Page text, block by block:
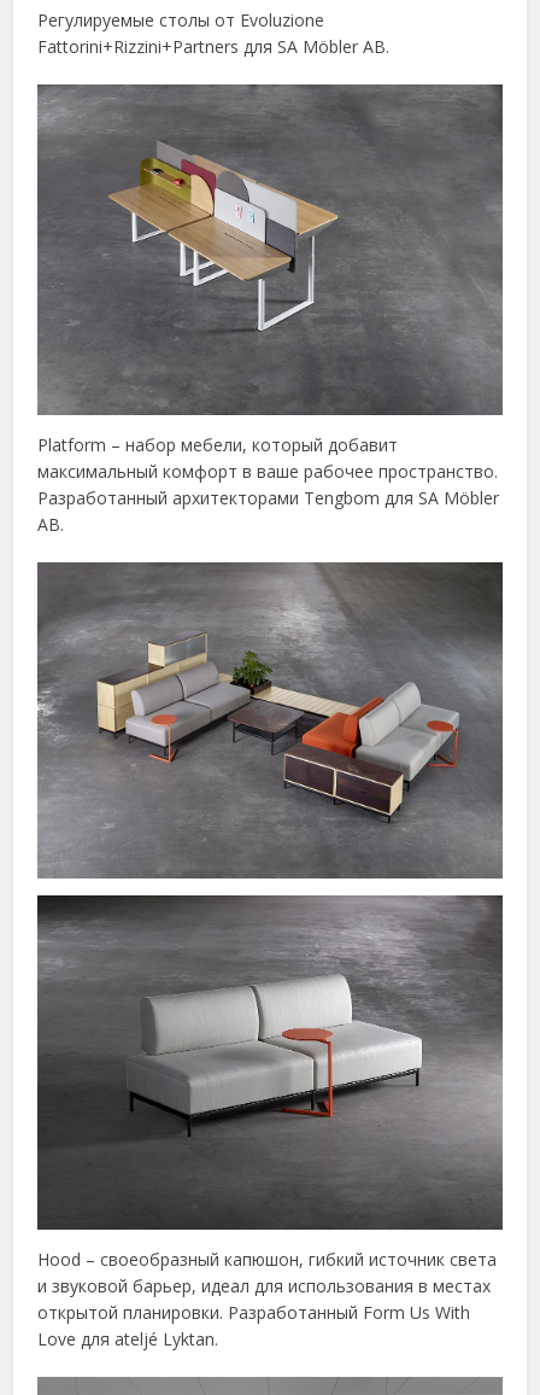
Регулируемые столы от Evoluzione
Fattorini+Rizzini+Partners для SA Möbler AB.
Platform – набор мебели, который добавит
максимальный комфорт в ваше рабочее пространство.
Разработанный архитекторами Tengbom для SA Möbler
AB.
Hood – своеобразный капюшон, гибкий источник света
и звуковой барьер, идеал для использования в местах
открытой планировки. Разработанный Form Us With
Love для ateljé Lyktan.